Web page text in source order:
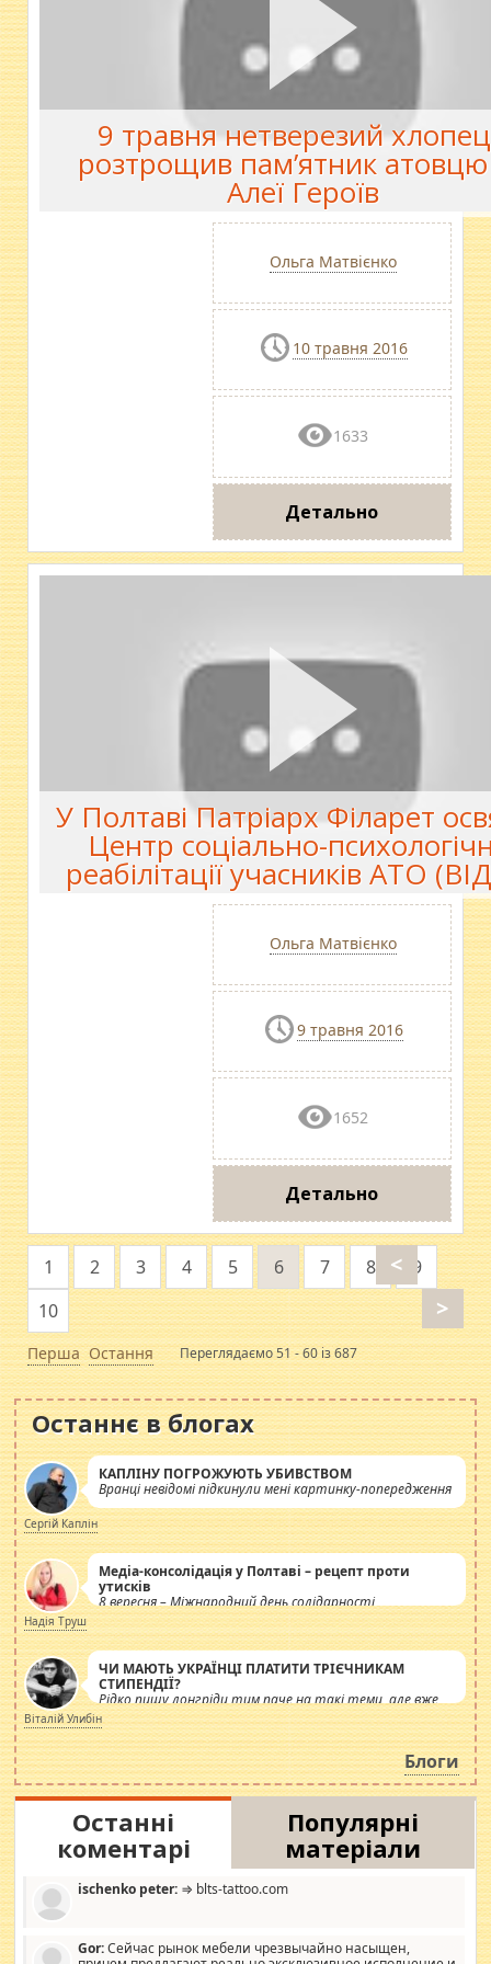
9 травня нетверезий
розтрощив пам’ятник
Алеї Героїв
Ольга Матвієнко
10 травня 2016
1633
Детально
У Полтаві Патріарх Філарет
Центр соціально-
реабілітації учасників АТО
Ольга Матвієнко
9 травня 2016
1652
Детально
Перша
<
1 2 3 4 5 6 7 8
9
10
>
Остання Переглядаємо 51 - 60 із 687
Останнє в блогах
КАПЛІНУ ПОГРОЖУЮТЬ УБИВСТВОМ
Вранці невідомі підкинули мені картинку-попередження
Сергій Каплін
Медіа-консолідація у Полтаві – рецепт проти
утисків
8 вересня – Міжнародний день солідарності
журналістів.
Надія Труш
ЧИ МАЮТЬ УКРАЇНЦІ ПЛАТИТИ ТРІЄЧНИКАМ
СТИПЕНДІЇ?
Рідко пишу лонгріди тим паче на такі теми, але вже
просто дістало! Обурюють сьогоднішні інсенуації
навколо стипендіального питання. Штучно
роздувається ще одна соціальна катастрофа.
Віталій Улибін
Блоги
Останні
коментарі
Популярні
матеріали
ischenko peter: ⇒ blts-tattoo.com
Gor:Сейчас рынок мебели чрезвычайно насыщен,